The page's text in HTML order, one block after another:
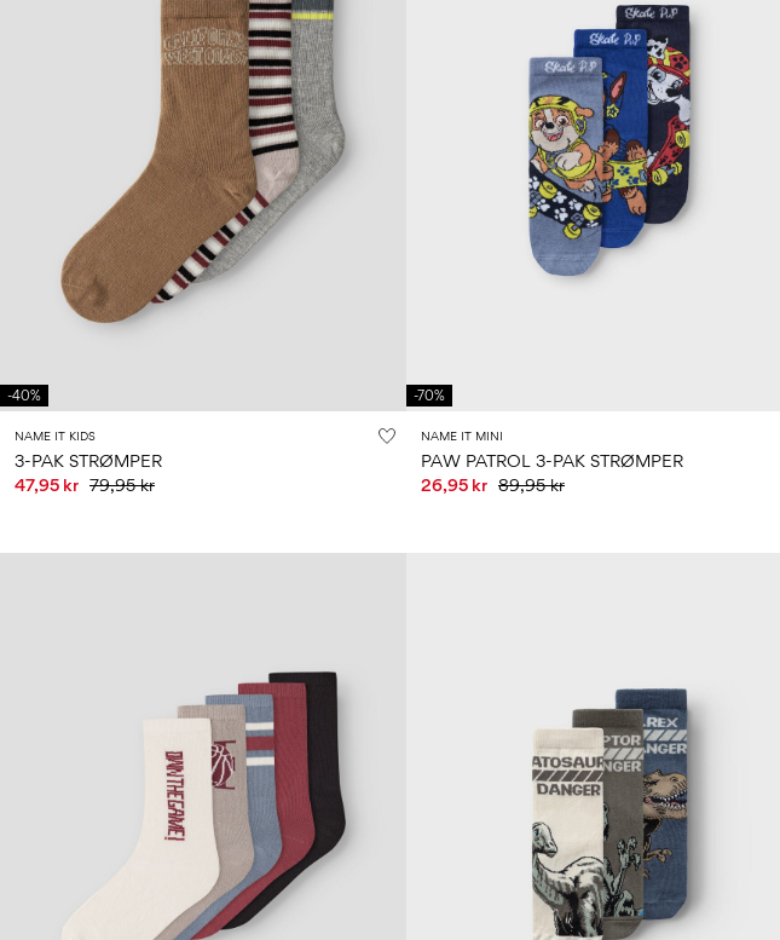
-40%
NAME IT KIDS
3-PAK STRØMPER
47,95 kr 79,95 kr
-70%
NAME IT MINI
PAW PATROL 3-PAK STRØMPER
26,95 kr 89,95 kr